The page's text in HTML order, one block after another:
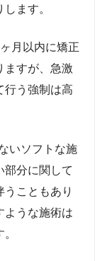
ます。
月以内に矯正
ますが、急激
行う強制は高
いソフトな施
部分に関して
こともあり
ような施術は